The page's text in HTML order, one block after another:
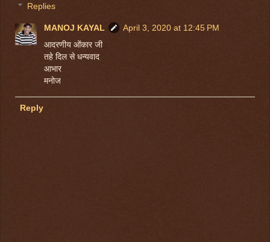
Replies
MANOJ KAYAL
April 3, 2020 at 12:45 PM
आदरणीय ओंकार जी
तहे दिल से धन्यवाद
आभार
मनोज
Reply